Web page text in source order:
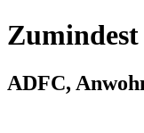
ADFC,